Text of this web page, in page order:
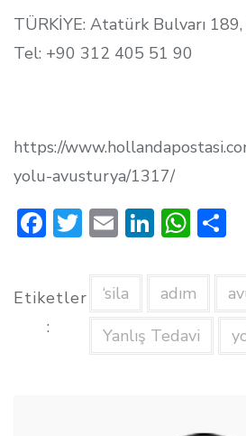
TÜRKİYE: Atatürk Bulvarı
Tel: +90 312 405 51 90
https://
yolu-avusturya/1317/
F
b
o
T
te
E
ai
l
Li
k
e
dI
W
at
s
A
e
Etiketler
:
‘sila adım
Yanlış Tedavi